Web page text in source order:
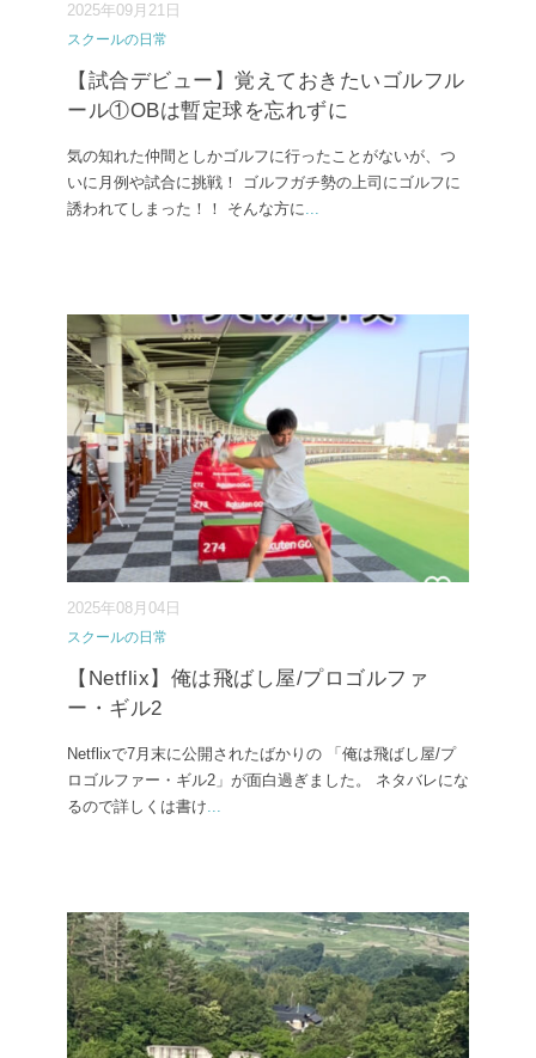
2025年09月21日
スクールの日常
【試合デビュー】覚えておきたいゴルフル
ール①OBは暫定球を忘れずに
気の知れた仲間としかゴルフに行ったことがないが、つ
いに月例や試合に挑戦！ ゴルフガチ勢の上司にゴルフに
誘われてしまった！！ そんな方に...
2025年08月04日
スクールの日常
【Netflix】俺は飛ばし屋/プロゴルファ
ー・ギル2
Netflixで7月末に公開されたばかりの 「俺は飛ばし屋/プ
ロゴルファー・ギル2」が面白過ぎました。 ネタバレにな
るので詳しくは書け...